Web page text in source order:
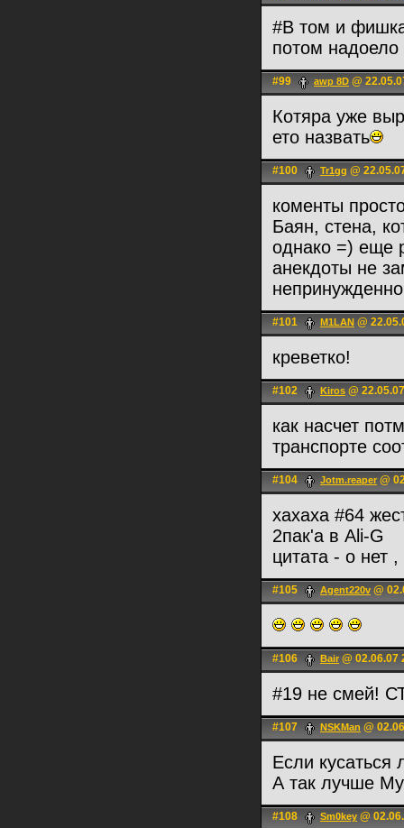
#В том и
потом надоело
#99 awp 8D @
Котяра уже
ето назвать
#100 Tr1gg @
коменты
Баян, стена,
однако =) еще
анекдоты не
#101 M1LAN @
креветко!
#102 Kiros @
как насчет
транспорте
#104 Jotm.reaper @
хахаха #64
2пак'a в Ali-G
цитата - о нет
#105 Agent220v @
#106 Bair @ 02.06.07
#19 не смей!
#107 NSKMan @
Если кусаться
А так лучше
#108 Sm0key @